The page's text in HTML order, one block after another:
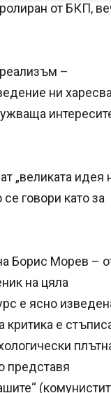
от БКП,
–
ни
„великата идея
говори като за
Борис Морев –
на цяла
е ясно
критика е
представя